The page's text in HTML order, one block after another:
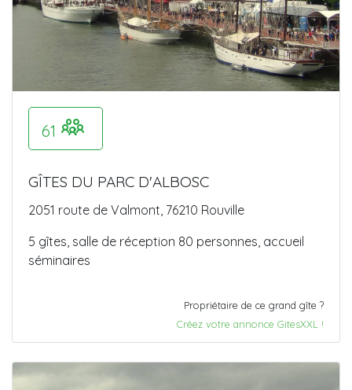
61
GÎTES DU PARC D'ALBOSC
2051 route de Valmont, 76210 Rouville
5 gîtes, salle de réception 80 personnes, accueil
séminaires
Propriétaire de ce grand gîte ?
Créez votre annonce GitesXXL !